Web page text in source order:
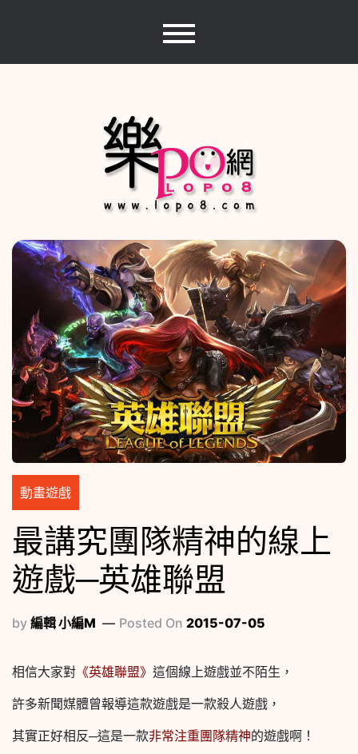
樂PO網
分享你的樂事，樂PO吧~
動畫遊戲
最講究團隊精神的線上
遊戲─英雄聯盟
by 編輯 小編M Posted On 2015-07-05
相信大家對 《英雄聯盟》 這個線上遊戲並不陌生，
許多新聞媒體曾報導這款遊戲是一款殺人遊戲，
其實正好相反─這是一款非常注重團隊精神的遊戲啊！